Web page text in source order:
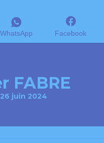
WhatsApp Facebook
FABRE
juin 2024